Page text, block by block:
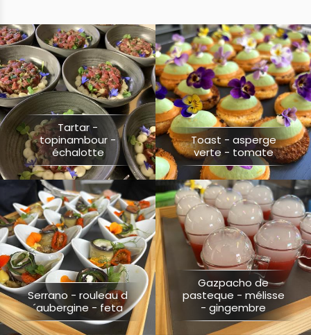
Plats
Desserts
Gateau glacé
BBQ
Plats préparés
Buffets
Tartar -
topinambour -
échalotte
Toast - asperge
verte - tomate
Serrano - rouleau d
´aubergine - feta
Gazpacho de
pasteque - mélisse
- gingembre